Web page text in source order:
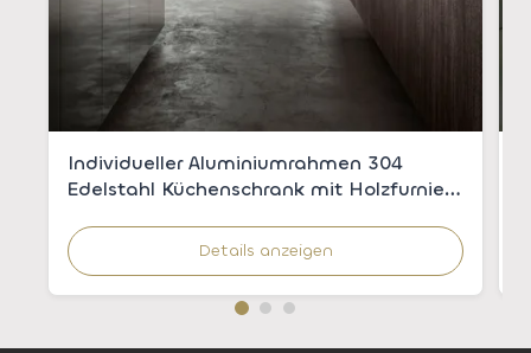
Individueller Aluminiumrahmen 304
Edelstahl Küchenschrank mit Holzfurnier
Details anzeigen